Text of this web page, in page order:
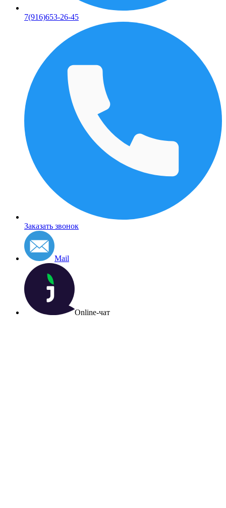
7(916)653-26-45
Заказать звонок
Mail
Online-чат